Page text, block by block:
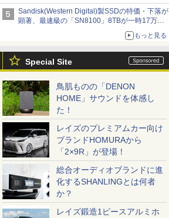
【石田賀津男の『酒の肴にPCゲーム』】
Sandisk(Western Digital)製SSDの特価・下落が
顕著、最速級の「SN8100」8TBが一時17万円
もっと見る
Special Site
鳥肌ものの「DENON
HOME」サウンドを体感し
た！
レイズのプレミアムカー向け
ブランドHOMURAから
「2×9R」が登場！
総合オーディオブランドに進
化するSHANLINGとは何者
か？
レイズ鍛造1ピースアルミホ